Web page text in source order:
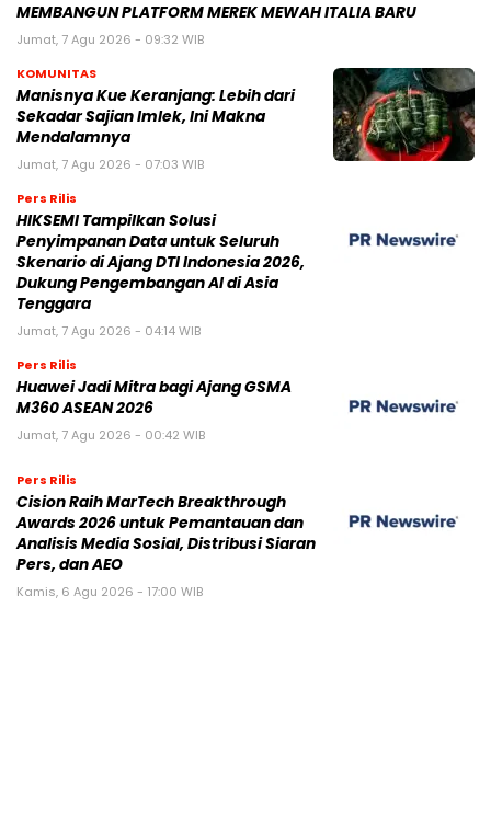
MEMBANGUN PLATFORM MEREK MEWAH ITALIA BARU
Jumat, 7 Agu 2026 - 09:32 WIB
KOMUNITAS
Manisnya Kue Keranjang: Lebih dari
Sekadar Sajian Imlek, Ini Makna
Mendalamnya
Jumat, 7 Agu 2026 - 07:03 WIB
Pers Rilis
HIKSEMI Tampilkan Solusi
Penyimpanan Data untuk Seluruh
Skenario di Ajang DTI Indonesia 2026,
Dukung Pengembangan AI di Asia
Tenggara
Jumat, 7 Agu 2026 - 04:14 WIB
Pers Rilis
Huawei Jadi Mitra bagi Ajang GSMA
M360 ASEAN 2026
Jumat, 7 Agu 2026 - 00:42 WIB
Pers Rilis
Cision Raih MarTech Breakthrough
Awards 2026 untuk Pemantauan dan
Analisis Media Sosial, Distribusi Siaran
Pers, dan AEO
Kamis, 6 Agu 2026 - 17:00 WIB